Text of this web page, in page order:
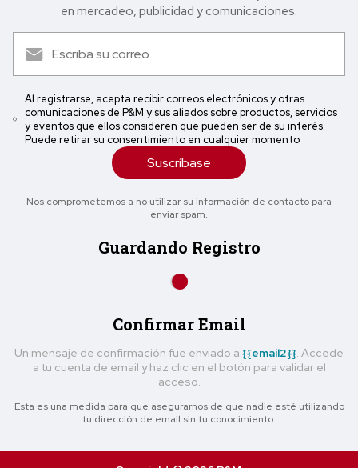
en mercadeo, publicidad y comunicaciones.
Al registrarse, acepta recibir correos electrónicos y otras
comunicaciones de P&M y sus aliados sobre productos, servicios
y eventos que ellos consideren que pueden ser de su interés.
Puede retirar su consentimiento en cualquier momento
Suscríbase
Nos comprometemos a no utilizar su información de contacto para
enviar spam.
Guardando Registro
Confirmar Email
Un mensaje de confirmación fue enviado a {{email2}} . Accede
a tu cuenta de email y haz clic en el botón para validar el
acceso.
Esta es una medida para que asegurarnos de que nadie esté utilizando
tu dirección de email sin tu conocimiento.